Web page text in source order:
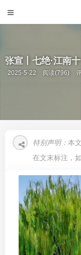
张宣丨七绝·江南
2025-5-22 阅读(796)
特别声明： 本
在文末标注，